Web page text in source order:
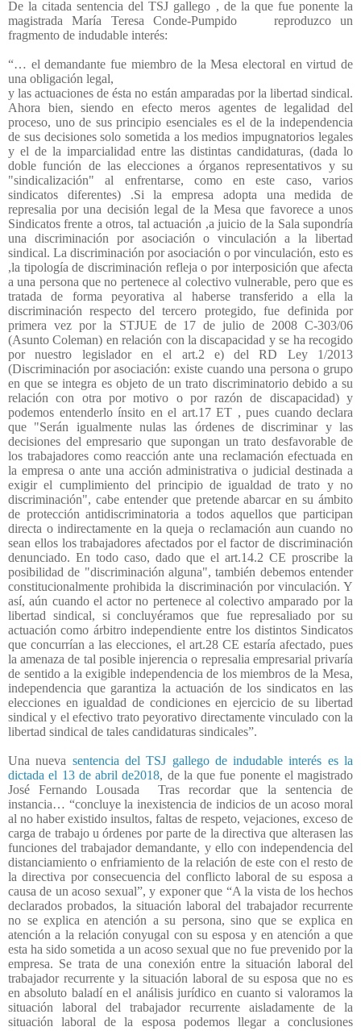
De la citada sentencia del TSJ gallego , de la que fue ponente la
magistrada María Teresa Conde-Pumpido
reproduzco un
fragmento de indudable interés:
“… el demandante fue miembro de la Mesa electoral en virtud de
una obligación legal,
y las actuaciones de ésta no están amparadas por la libertad sindical.
Ahora bien, siendo en efecto meros agentes de legalidad del
proceso, uno de sus principio esenciales es el de la independencia
de sus decisiones solo sometida a los medios impugnatorios legales
y el de la imparcialidad entre las distintas candidaturas, (dada lo
doble función de las elecciones a órganos representativos y su
"sindicalización" al enfrentarse, como en este caso, varios
sindicatos diferentes) .Si la empresa adopta una medida de
represalia por una decisión legal de la Mesa que favorece a unos
Sindicatos frente a otros, tal actuación ,a juicio de la Sala supondría
una discriminación por asociación o vinculación a la libertad
sindical. La discriminación por asociación o por vinculación, esto es
,la tipología de discriminación refleja o por interposición que afecta
a una persona que no pertenece al colectivo vulnerable, pero que es
tratada de forma peyorativa al haberse transferido a ella la
discriminación respecto del tercero protegido, fue definida por
primera vez por la STJUE de 17 de julio de 2008 C-303/06
(Asunto Coleman) en relación con la discapacidad y se ha recogido
por nuestro legislador en el art.2 e) del RD Ley 1/2013
(Discriminación por asociación: existe cuando una persona o grupo
en que se integra es objeto de un trato discriminatorio debido a su
relación con otra por motivo o por razón de discapacidad) y
podemos entenderlo ínsito en el art.17 ET , pues cuando declara
que "Serán igualmente nulas las órdenes de discriminar y las
decisiones del empresario que supongan un trato desfavorable de
los trabajadores como reacción ante una reclamación efectuada en
la empresa o ante una acción administrativa o judicial destinada a
exigir el cumplimiento del principio de igualdad de trato y no
discriminación", cabe entender que pretende abarcar en su ámbito
de protección antidiscriminatoria a todos aquellos que participan
directa o indirectamente en la queja o reclamación aun cuando no
sean ellos los trabajadores afectados por el factor de discriminación
denunciado. En todo caso, dado que el art.14.2 CE proscribe la
posibilidad de "discriminación alguna", también debemos entender
constitucionalmente prohibida la discriminación por vinculación. Y
así, aún cuando el actor no pertenece al colectivo amparado por la
libertad sindical, si concluyéramos que fue represaliado por su
actuación como árbitro independiente entre los distintos Sindicatos
que concurrían a las elecciones, el art.28 CE estaría afectado, pues
la amenaza de tal posible injerencia o represalia empresarial privaría
de sentido a la exigible independencia de los miembros de la Mesa,
independencia que garantiza la actuación de los sindicatos en las
elecciones en igualdad de condiciones en ejercicio de su libertad
sindical y el efectivo trato peyorativo directamente vinculado con la
libertad sindical de tales candidaturas sindicales”.
Una nueva sentencia del TSJ gallego de indudable interés es la
dictada el 13 de abril de2018, de la que fue ponente el magistrado
José Fernando Lousada Tras recordar que la sentencia de
instancia… “concluye la inexistencia de indicios de un acoso moral
al no haber existido insultos, faltas de respeto, vejaciones, exceso de
carga de trabajo u órdenes por parte de la directiva que alterasen las
funciones del trabajador demandante, y ello con independencia del
distanciamiento o enfriamiento de la relación de este con el resto de
la directiva por consecuencia del conflicto laboral de su esposa a
causa de un acoso sexual”, y exponer que “A la vista de los hechos
declarados probados, la situación laboral del trabajador recurrente
no se explica en atención a su persona, sino que se explica en
atención a la relación conyugal con su esposa y en atención a que
esta ha sido sometida a un acoso sexual que no fue prevenido por la
empresa. Se trata de una conexión entre la situación laboral del
trabajador recurrente y la situación laboral de su esposa que no es
en absoluto baladí en el análisis jurídico en cuanto si valoramos la
situación laboral del trabajador recurrente aisladamente de la
situación laboral de la esposa podemos llegar a conclusiones